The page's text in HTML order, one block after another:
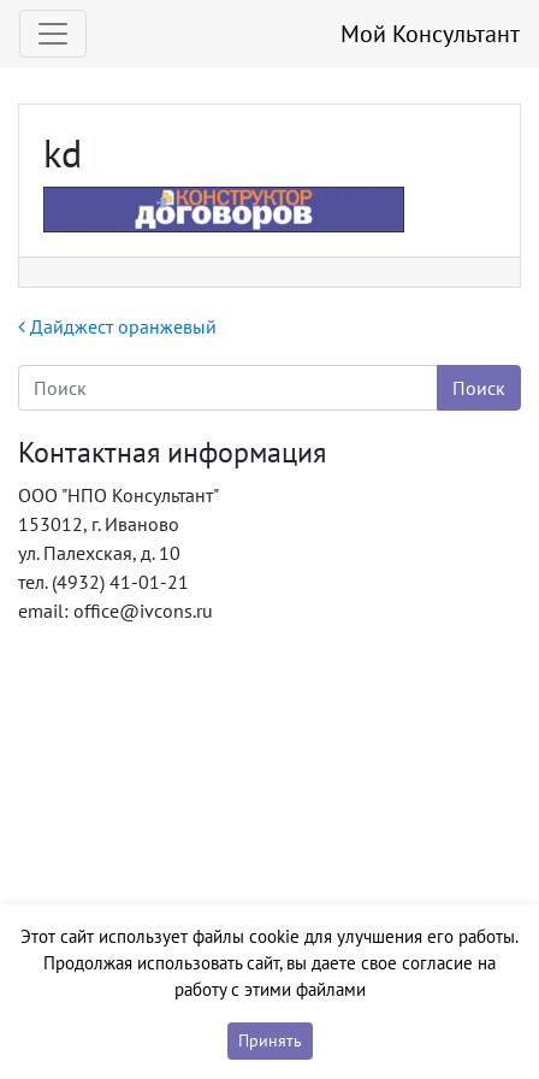
Мой Консультант
kd
Навигация по записям
Дайджест оранжевый
Контактная информация
ООО "НПО Консультант"
153012, г. Иваново
ул. Палехская, д. 10
тел. (4932) 41-01-21
email: office@ivcons.ru
Этот сайт использует файлы cookie для улучшения его работы.
Продолжая использовать сайт, вы даете свое согласие на
работу с этими файлами
Принять